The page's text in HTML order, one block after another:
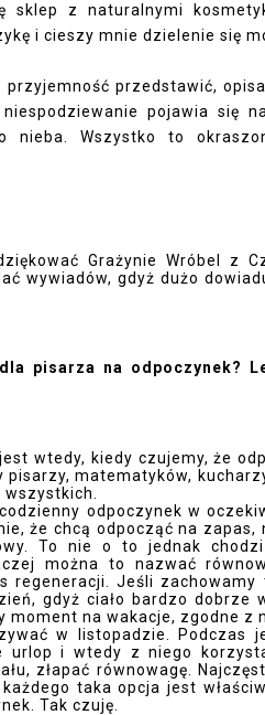
sklep z naturalnymi
i cieszy mnie dzielenie się
przedstawić,
pojawia się
nieba. Wszystko to
Grażynie Wróbel z
wywiadów, gdyż dużo
pisarza na odpoczynek?
wtedy, kiedy czujemy, że
pisarzy, matematyków,
wszystkich.
odpoczynek w
że chcą odpocząć na zapas,
To nie o to jednak chodzi
można to nazwać
regeneracji. Jeśli
gdyż ciało bardzo
moment na wakacje, zgodne z
w listopadzie. Podczas
urlop i wtedy z niego
złapać równowagę.
taka opcja jest
Tak czuję.